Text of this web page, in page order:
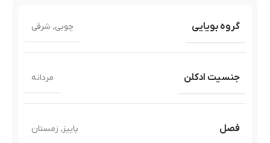
گروه بویایی چوبی, شرقی
جنسیت ادکلن مردانه
فصل پاییز, زمستان